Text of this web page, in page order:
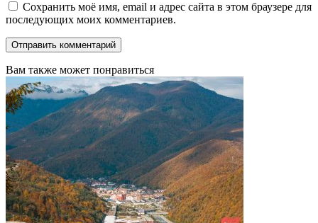
Сохранить моё имя, email и адрес сайта в этом браузере для
последующих моих комментариев.
Вам также может понравиться